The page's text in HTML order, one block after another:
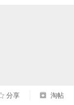
分享 淘帖